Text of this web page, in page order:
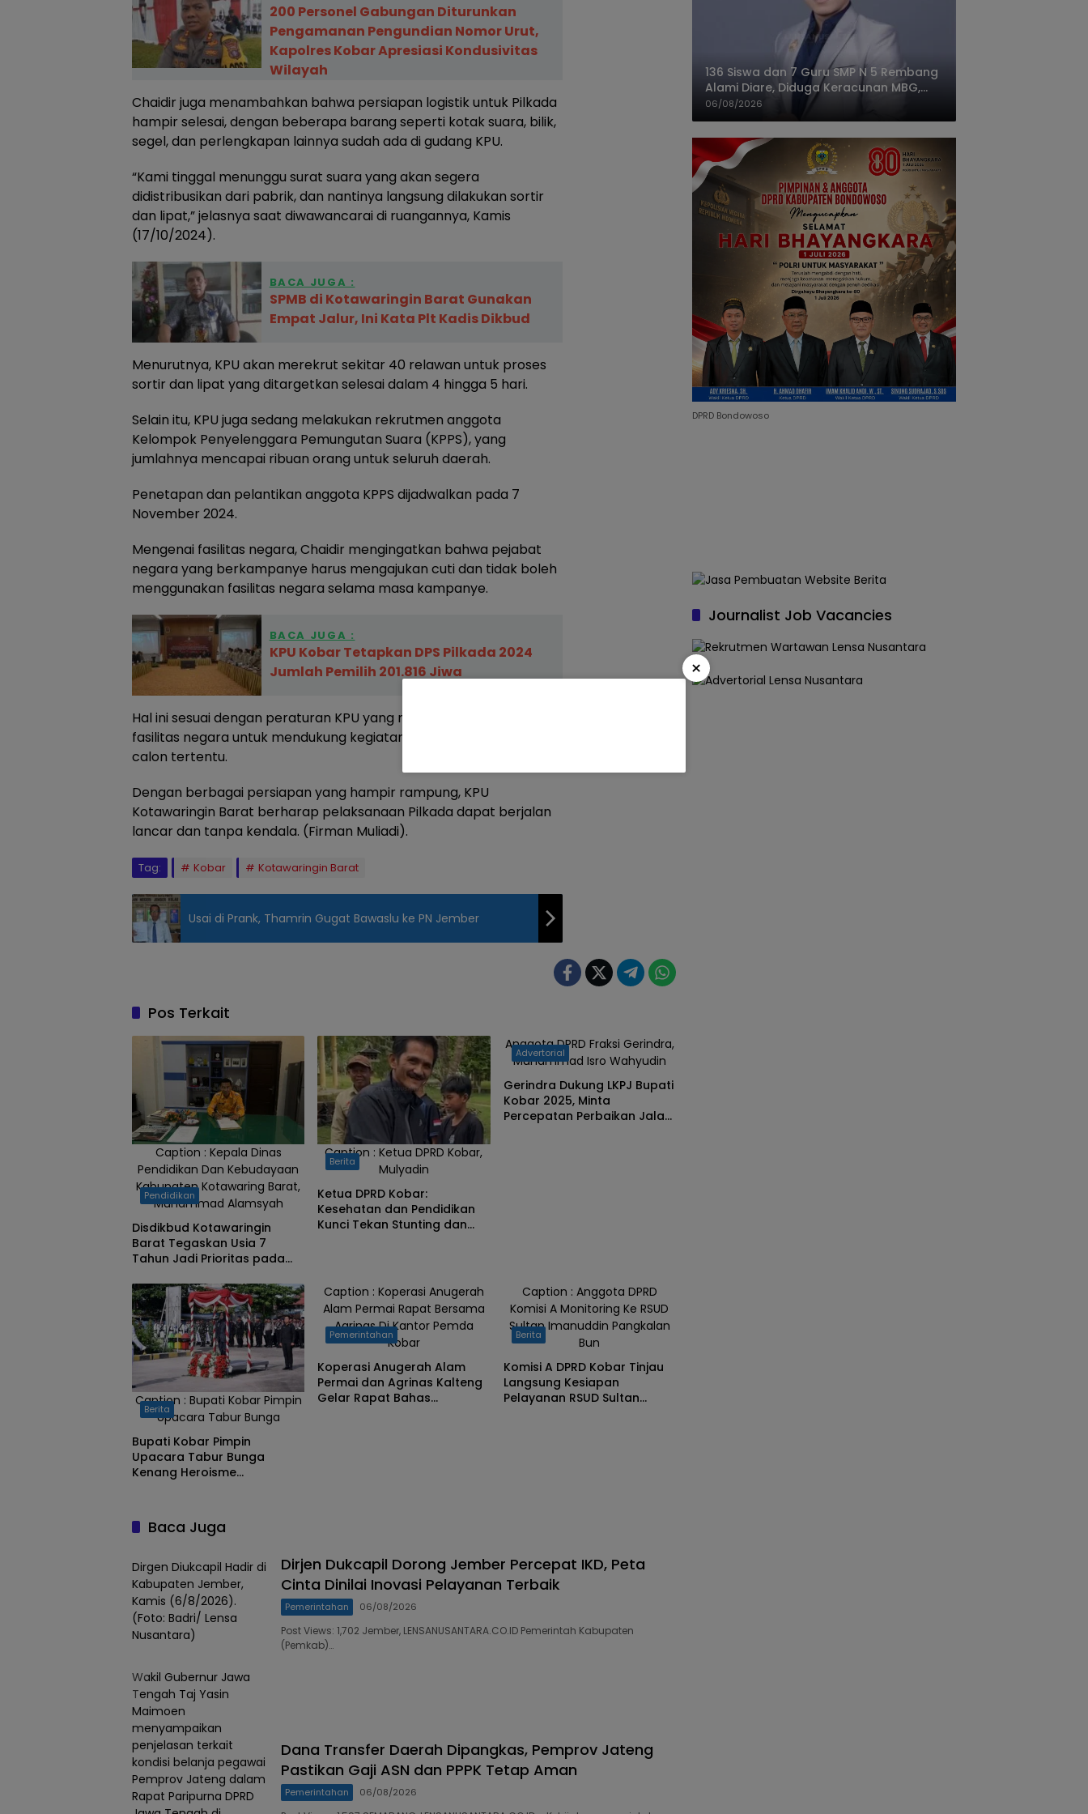
200 Personel Gabungan Diturunkan
Pengamanan Pengundian Nomor Urut,
Kapolres Kobar Apresiasi Kondusivitas
Wilayah
Chaidir juga menambahkan bahwa persiapan logistik untuk Pilkada
hampir selesai, dengan beberapa barang seperti kotak suara, bilik,
segel, dan perlengkapan lainnya sudah ada di gudang KPU.
“Kami tinggal menunggu surat suara yang akan segera
didistribusikan dari pabrik, dan nantinya langsung dilakukan sortir
dan lipat,” jelasnya saat diwawancarai di ruangannya, Kamis
(17/10/2024).
BACA JUGA :
SPMB di Kotawaringin Barat Gunakan
Empat Jalur, Ini Kata Plt Kadis Dikbud
Menurutnya, KPU akan merekrut sekitar 40 relawan untuk proses
sortir dan lipat yang ditargetkan selesai dalam 4 hingga 5 hari.
Selain itu, KPU juga sedang melakukan rekrutmen anggota
Kelompok Penyelenggara Pemungutan Suara (KPPS), yang
jumlahnya mencapai ribuan orang untuk seluruh daerah.
Penetapan dan pelantikan anggota KPPS dijadwalkan pada 7
November 2024.
Mengenai fasilitas negara, Chaidir mengingatkan bahwa pejabat
negara yang berkampanye harus mengajukan cuti dan tidak boleh
menggunakan fasilitas negara selama masa kampanye.
BACA JUGA :
KPU Kobar Tetapkan DPS Pilkada 2024
Jumlah Pemilih 201.816 Jiwa
Hal ini sesuai dengan peraturan KPU yang melarang penggunaan
fasilitas negara untuk mendukung kegiatan kampanye pasangan
calon tertentu.
Dengan berbagai persiapan yang hampir rampung, KPU
Kotawaringin Barat berharap pelaksanaan Pilkada dapat berjalan
lancar dan tanpa kendala. (Firman Muliadi).
Tag: Kobar Kotawaringin Barat
Chaidir
Usai di Prank, Thamrin Gugat Bawaslu ke PN Jember
Pos Terkait
Caption : Kepala Dinas
Pendidikan Dan Kebudayaan
Kabupaten Kotawaring Barat,
Muhammad Alamsyah
Pendidikan
Disdikbud Kotawaringin
Barat Tegaskan Usia 7
Tahun Jadi Prioritas pada
Caption : Ketua DPRD Kobar,
Mulyadin
Berita
Ketua DPRD Kobar:
Kesehatan dan Pendidikan
Kunci Tekan Stunting dan
Anggota DPRD Fraksi Gerindra,
Muhammad Isro Wahyudin
Advertorial
Gerindra Dukung LKPJ Bupati
Kobar 2025, Minta
Percepatan Perbaikan Jalan
Caption : Bupati Kobar Pimpin
Upacara Tabur Bunga
Berita
Bupati Kobar Pimpin
Upacara Tabur Bunga
Kenang Heroisme
Caption : Koperasi Anugerah
Alam Permai Rapat Bersama
Agrinas Di Kantor Pemda
Kobar
Pemerintahan
Koperasi Anugerah Alam
Permai dan Agrinas Kalteng
Gelar Rapat Bahas
Caption : Anggota DPRD
Komisi A Monitoring Ke RSUD
Sultan Imanuddin Pangkalan
Bun
Berita
Komisi A DPRD Kobar Tinjau
Langsung Kesiapan
Pelayanan RSUD Sultan
Baca Juga
Dirgen Diukcapil Hadir di
Kabupaten Jember,
Kamis (6/8/2026).
(Foto: Badri/ Lensa
Nusantara)
Dirjen Dukcapil Dorong Jember Percepat IKD, Peta
Cinta Dinilai Inovasi Pelayanan Terbaik
Pemerintahan 06/08/2026
Post Views: 1,702 Jember, LENSANUSANTARA.CO.ID Pemerintah Kabupaten
(Pemkab)…
Wakil Gubernur Jawa
Tengah Taj Yasin
Maimoen
menyampaikan
penjelasan terkait
kondisi belanja pegawai
Pemprov Jateng dalam
Rapat Paripurna DPRD
Dana Transfer Daerah Dipangkas, Pemprov Jateng
Pastikan Gaji ASN dan PPPK Tetap Aman
Pemerintahan 06/08/2026
136 Siswa dan 7 Guru SMP N 5 Rembang
Alami Diare, Diduga Keracunan MBG,
Bagas: Harus Tanggung Jawab
06/08/2026
DPRD Bondowoso
Journalist Job Vacancies
×